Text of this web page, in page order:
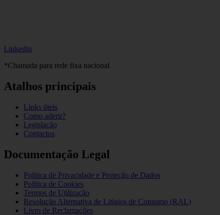
Linkedin
*Chamada para rede fixa nacional
Atalhos principais
Links úteis
Como aderir?
Legislação
Contactos
Documentação Legal
Política de Privacidade e Proteção de Dados
Política de Cookies
Termos de Utilização
Resolução Alternativa de Litígios de Consumo (RAL)
Livro de Reclamações